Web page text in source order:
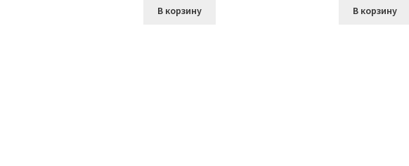
В корзину В корзину